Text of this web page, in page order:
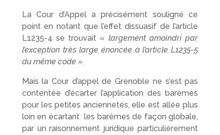
La Cour d’Appel a précisément souligné ce
point en notant que l’effet dissuasif de l’article
L1235-4 se trouvait « largement amoindri par
l’exception très large énoncée à l’article L1235-5
du même code ».
Mais la Cour d’appel de Grenoble ne s’est pas
contentée d’écarter l’application des barèmes
pour les petites anciennetés, elle est allée plus
loin en écartant les barèmes de façon globale,
par un raisonnement juridique particulièrement